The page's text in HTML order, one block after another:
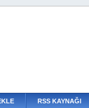
RSS KAYNAĞI